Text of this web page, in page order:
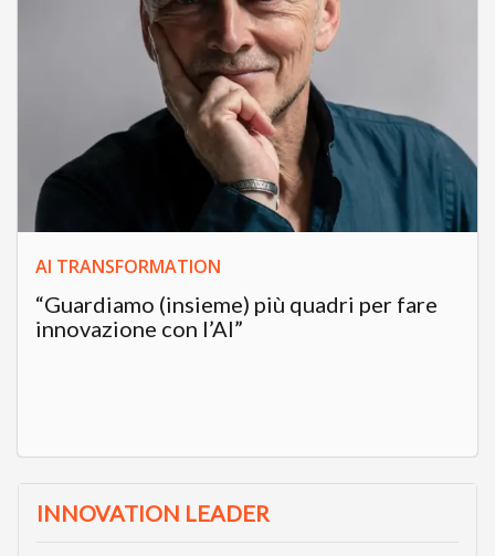
AI TRANSFORMATION
“Guardiamo (insieme) più quadri per fare
innovazione con l’AI”
INNOVATION LEADER